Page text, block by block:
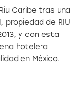
Caribe tras una
propiedad de RIU
y con esta
hotelera
en México.